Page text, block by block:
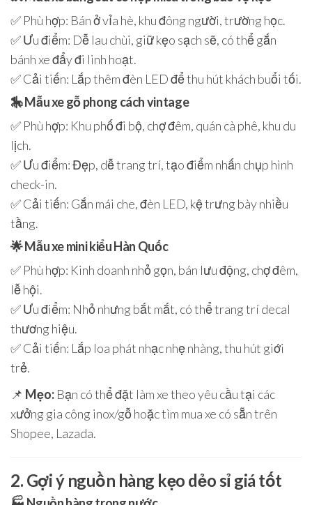
✅ Phù hợp: Bán ở vỉa hè, khu đông người, trường học.
✅ Ưu điểm: Dễ lau chùi, giữ kẹo sạch sẽ, có thể gắn
bánh xe đẩy đi linh hoạt.
✅ Cải tiến: Lắp thêm đèn LED để thu hút khách buổi tối.
🎠Mẫu xe gỗ phong cách vintage
✅ Phù hợp: Khu phố đi bộ, chợ đêm, quán cà phê, khu du
lịch.
✅ Ưu điểm: Đẹp, dễ trang trí, tạo điểm nhấn chụp hình
check-in.
✅ Cải tiến: Gắn mái che, đèn LED, kệ trưng bày nhiều
tầng.
🌟Mẫu xe mini kiểu Hàn Quốc
✅ Phù hợp: Kinh doanh nhỏ gọn, bán lưu động, chợ đêm,
lễ hội.
✅ Ưu điểm: Nhỏ nhưng bắt mắt, có thể trang trí decal
thương hiệu.
✅ Cải tiến: Lắp loa phát nhạc nhẹ nhàng, thu hút giới
trẻ.
📌 Mẹo: Bạn có thể đặt làm xe theo yêu cầu tại các
xưởng gia công inox/gỗ hoặc tìm mua xe có sẵn trên
Shopee, Lazada.
2. Gợi ý nguồn hàng kẹo dẻo sỉ giá tốt